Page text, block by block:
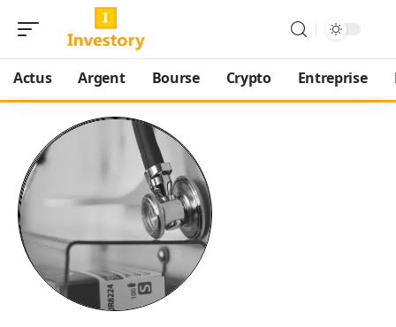
Actus Argent Bourse Crypto Entreprise